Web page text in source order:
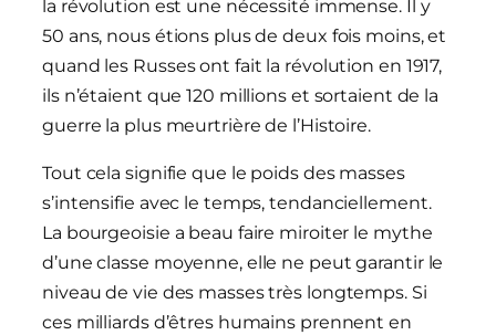
la révolution est une nécessité immense. Il y
50 ans, nous étions plus de deux fois moins, et
quand les Russes ont fait la révolution en 1917,
ils n’étaient que 120 millions et sortaient de la
guerre la plus meurtrière de l’Histoire.
Tout cela signifie que le poids des masses
s’intensifie avec le temps, tendanciellement.
La bourgeoisie a beau faire miroiter le mythe
d’une classe moyenne, elle ne peut garantir le
niveau de vie des masses très longtemps. Si
ces milliards d’êtres humains prennent en